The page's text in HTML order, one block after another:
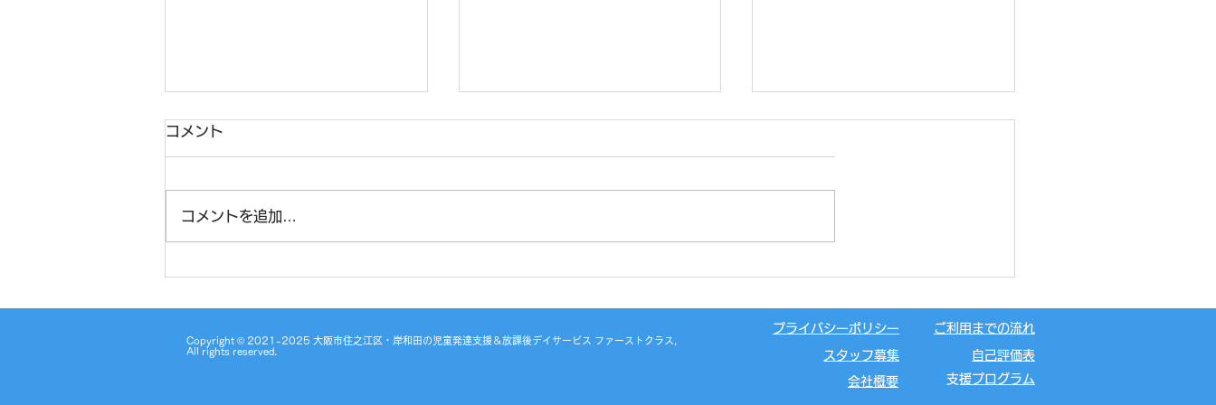
☆文字数指定語想起☆
コメント
コメントを追加…
Copyright © 2021-2025 大阪市住之江区・岸和田の児童発達支援＆放課後デイサービス ファーストクラス,
All rights reserved.
プライバシーポリシー
スタッフ募集
ご利用までの流れ
自己評価表
会社概要 ​支援プログラム